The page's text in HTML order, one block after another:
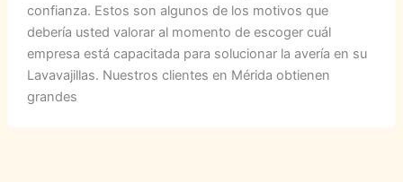
confianza. Estos son algunos de los motivos que
debería usted valorar al momento de escoger cuál
empresa está capacitada para solucionar la avería en su
Lavavajillas. Nuestros clientes en Mérida obtienen
grandes